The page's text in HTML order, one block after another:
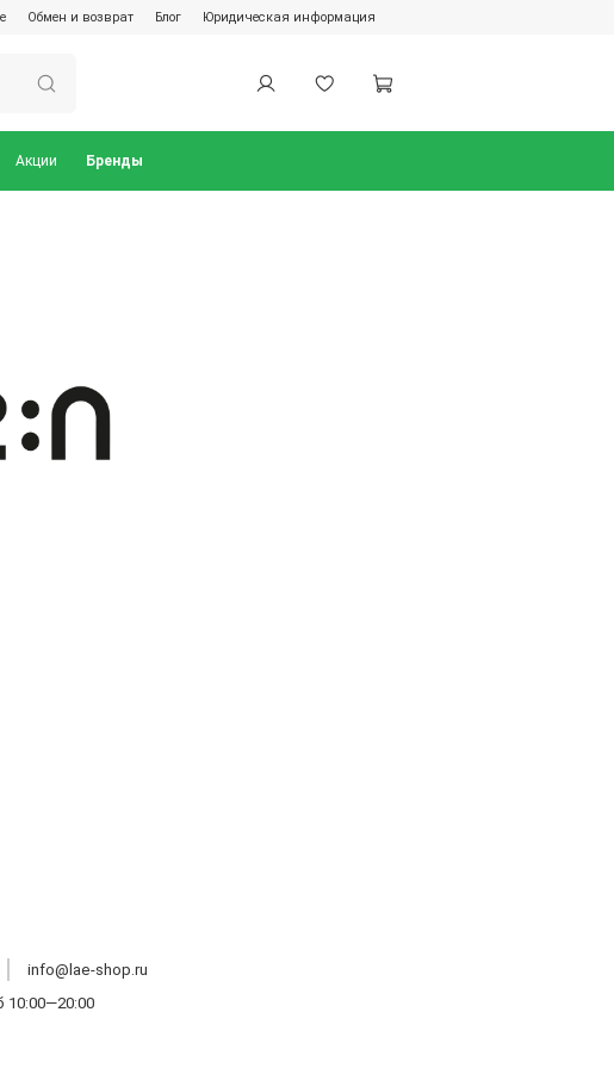
Обмен и возврат Блог Юридическая информация
Акции Бренды
info@lae-shop.ru
10:00—20:00